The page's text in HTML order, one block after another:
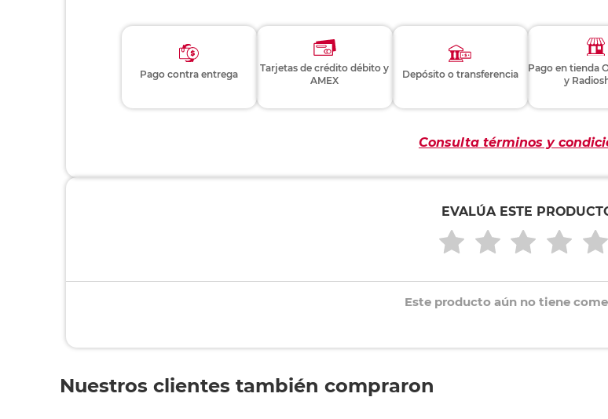
Pago contra entrega
Tarjetas de crédito débito y
AMEX
Depósito o transferencia
Pago en tienda
y
Consulta términos y
EVALÚA ESTE
Este producto aún no tiene
Nuestros clientes también compraron